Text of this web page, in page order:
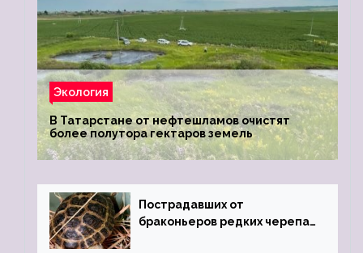
Экология
В Татарстане от нефтешламов очистят
более полутора гектаров земель
Пострадавших от
браконьеров редких черепах